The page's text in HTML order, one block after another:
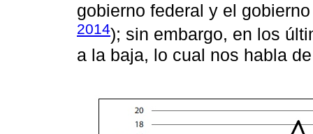
gobierno federal y el
2014); sin embargo, en los
a la baja, lo cual nos habla